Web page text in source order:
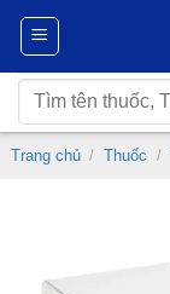
Chuyển
nội
dung
Tìm
kiếm:
Trang chủ / Thuốc /